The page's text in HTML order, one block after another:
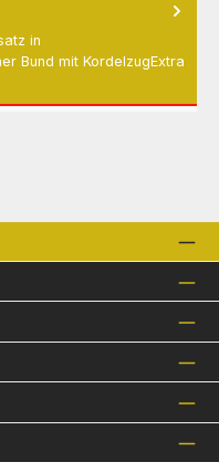
in
Bund mit KordelzugExtra